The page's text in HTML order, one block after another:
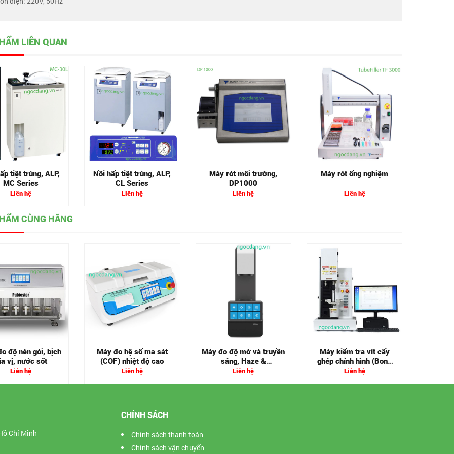
LIÊN QUAN
tiệt trùng, ALP,
MC Series
Liên hệ
Nồi hấp tiệt trùng, ALP,
CL Series
Liên hệ
Máy rót môi trường,
DP1000
Liên hệ
Máy rót ống nghiệm
Liên hệ
CÙNG HÃNG
độ nén gói, bịch
vị, nước sốt
Liên hệ
Máy đo hệ số ma sát
(COF) nhiệt độ cao
Liên hệ
Máy đo độ mờ và truyền
sáng, Haze &
Transmittance Meter
Liên hệ
Máy kiểm tra vít cấy
ghép chỉnh hình (Bone
Screw)
Liên hệ
Chí Minh
CHÍNH SÁCH
Chính sách thanh toán
Chính sách vận chuyển